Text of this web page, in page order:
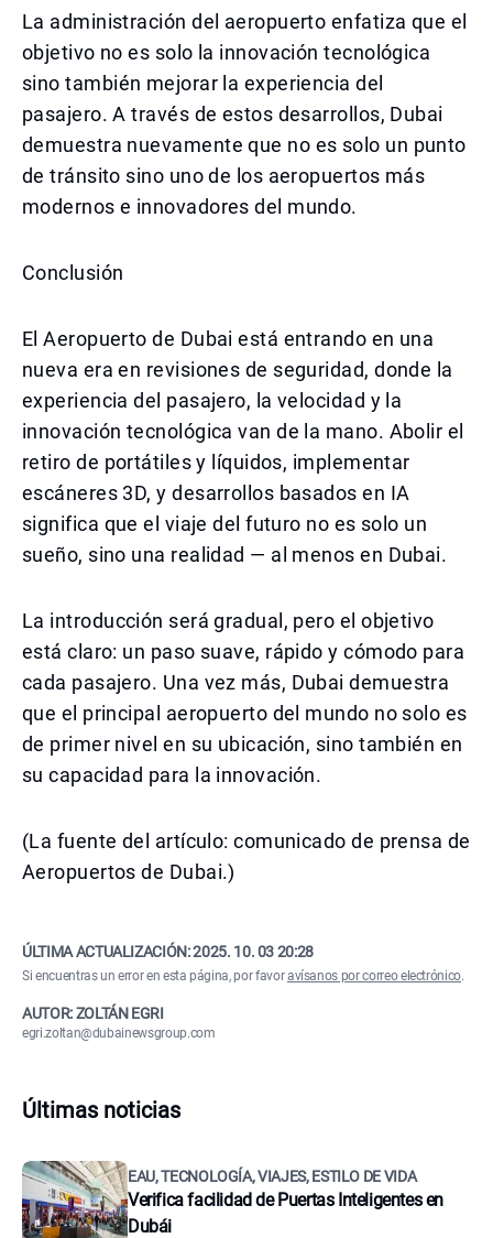
La administración del aeropuerto enfatiza que el
objetivo no es solo la innovación tecnológica
sino también mejorar la experiencia del
pasajero. A través de estos desarrollos, Dubai
demuestra nuevamente que no es solo un punto
de tránsito sino uno de los aeropuertos más
modernos e innovadores del mundo.
Conclusión
El Aeropuerto de Dubai está entrando en una
nueva era en revisiones de seguridad, donde la
experiencia del pasajero, la velocidad y la
innovación tecnológica van de la mano. Abolir el
retiro de portátiles y líquidos, implementar
escáneres 3D, y desarrollos basados en IA
significa que el viaje del futuro no es solo un
sueño, sino una realidad — al menos en Dubai.
La introducción será gradual, pero el objetivo
está claro: un paso suave, rápido y cómodo para
cada pasajero. Una vez más, Dubai demuestra
que el principal aeropuerto del mundo no solo es
de primer nivel en su ubicación, sino también en
su capacidad para la innovación.
(La fuente del artículo: comunicado de prensa de
Aeropuertos de Dubai.)
ÚLTIMA ACTUALIZACIÓN:2025. 10. 03 20:28
Si encuentras un error en esta página, por favoravísanos por correo electrónico.
AUTOR: ZOLTÁN EGRI
egri.zoltan@dubainewsgroup.com
Últimas noticias
EAU, TECNOLOGÍA, VIAJES, ESTILO DE VIDA
Verifica facilidad de Puertas Inteligentes en
Dubái